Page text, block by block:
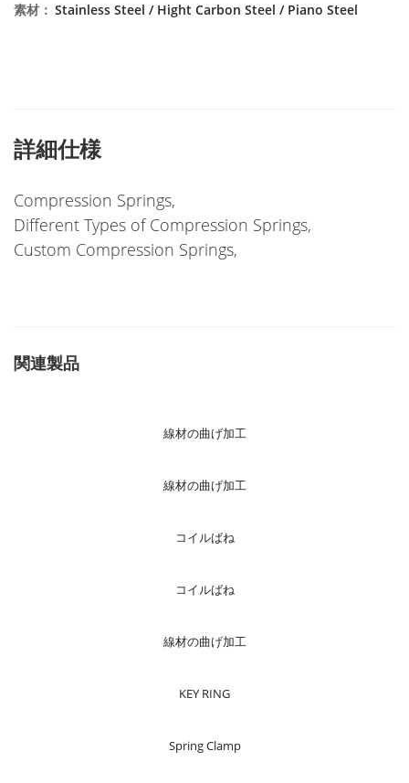
素材 ： Stainless Steel / Hight Carbon Steel / Piano Steel
詳細仕様
Compression Springs,
Different Types of Compression Springs,
Custom Compression Springs,
関連製品
線材の曲げ加工
線材の曲げ加工
コイルばね
コイルばね
線材の曲げ加工
KEY RING
Spring Clamp